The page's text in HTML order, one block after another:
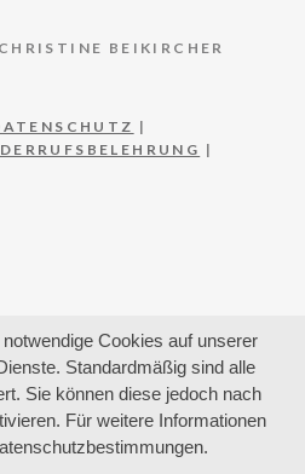
BEIKIRCHER
|
|
Cookies auf unserer
Standardmäßig sind alle
Sie können diese jedoch nach
Für weitere Informationen